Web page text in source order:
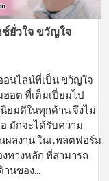
ซ์ยั่วใจ ขวัญใจ
อนไลน์ที่เป็น ขวัญใจ
อต ที่เต็มเปี่ยมไป
ยมดีในทุกด้าน จึงไม่
มักจะได้รับความ
ผลงาน ในแพลตฟอร์ม
ทางหลัก ที่สามารถ
นของ...